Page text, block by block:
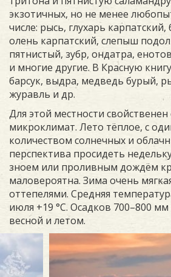
экзотичных, но не менее
числе: рысь, глухарь карпатский,
олень карпатский, слепыш
пятнистый, зубр, ондатра,
и многие другие. В Красную
барсук, выдра, медведь бурый,
журавль и др.
Для этой местности
микроклимат. Лето тёплое, с
количеством солнечных и
перспектива просидеть
зноем или проливным дождём
маловероятна. Зима очень
оттепелями. Средняя
июля +19 °C. Осадков 700–800
весной и летом.